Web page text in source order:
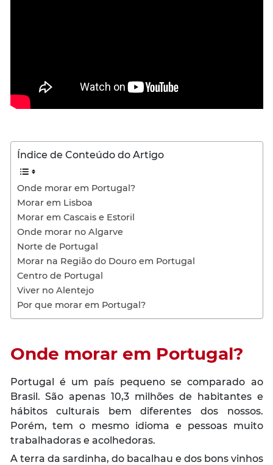
Índice de Conteúdo do Artigo
Onde morar em Portugal?
Morar em Lisboa
Morar em Cascais e Estoril
Onde morar no Algarve
Norte de Portugal
Morar na Região do Douro em Portugal
Centro de Portugal
Viver no Alentejo
Por que morar em Portugal?
Onde morar em Portugal?
Portugal é um país pequeno se comparado ao
Brasil. São apenas 10,3 milhões de habitantes e
hábitos culturais bem diferentes dos nossos.
Porém, tem o mesmo idioma e pessoas muito
trabalhadoras e acolhedoras.
A terra da sardinha, do bacalhau e dos bons vinhos